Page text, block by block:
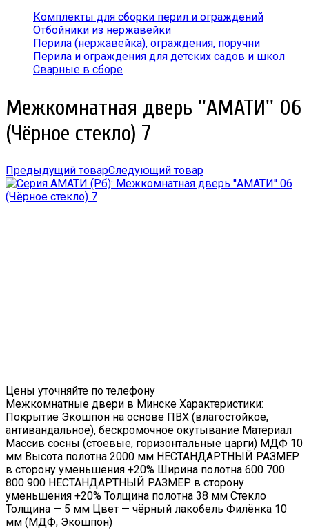
Комплекты для сборки перил и ограждений
Отбойники из нержавейки
Перила (нержавейка), ограждения, поручни
Перила и ограждения для детских садов и школ
Сварные в сборе
Межкомнатная дверь ''АМАТИ'' 06
(Чёрное стекло) 7
Предыдущий товарСледующий товар
Цены уточняйте по телефону
Межкомнатные двери в Минске Характеристики:
Покрытие Экошпон на основе ПВХ (влагостойкое,
антивандальное), бескромочное окутывание Материал
Массив сосны (стоевые, горизонтальные царги) МДФ 10
мм Высота полотна 2000 мм НЕСТАНДАРТНЫЙ РАЗМЕР
в сторону уменьшения +20% Ширина полотна 600 700
800 900 НЕСТАНДАРТНЫЙ РАЗМЕР в сторону
уменьшения +20% Толщина полотна 38 мм Стекло
Толщина — 5 мм Цвет — чёрный лакобель Филёнка 10
мм (МДФ, Экошпон)